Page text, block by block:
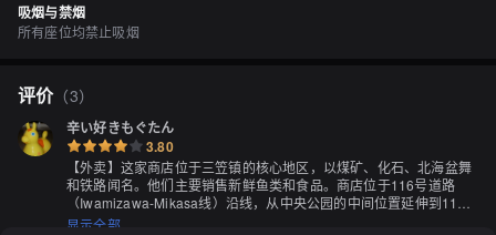
吸烟与禁烟
所有座位均禁止吸烟
评价（3）
辛い好きもぐたん
3.80
【外卖】这家商店位于三笠镇的核心地区，以煤矿、化石、北海盆舞
和铁路闻名。他们主要销售新鲜鱼类和食品。商店位于116号道路
（Iwamizawa-Mikasa线）沿线，从中央公园的中间位置延伸到1129
号道路的对面。距离与Iwamizawa-Mikasa线的T字交叉口约100米左
显示全部